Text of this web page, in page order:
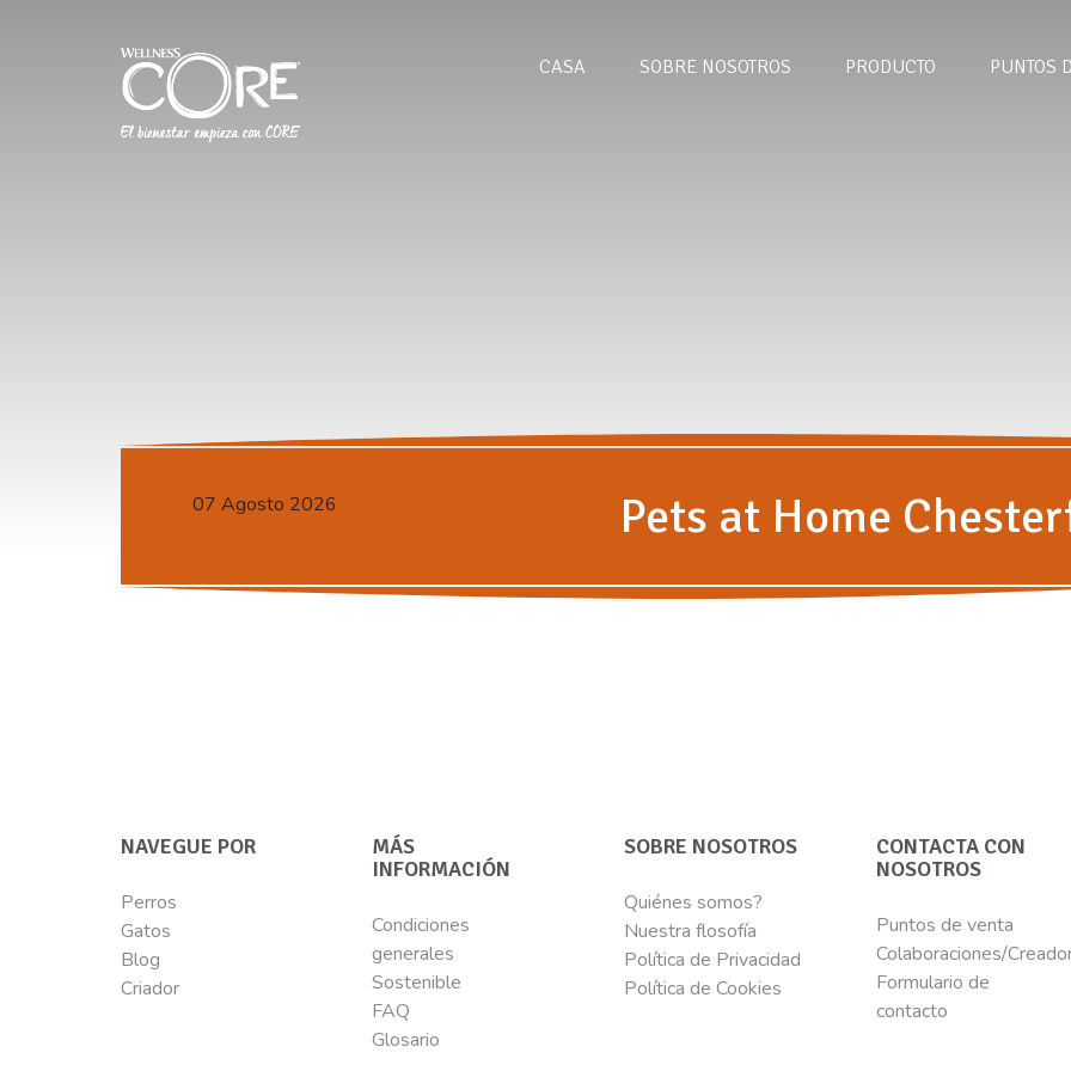
CASA SOBRE NOSOTROS PRODUCTO PUNTOS
07 Agosto 2026 Pets at Home
NAVEGUE POR
Perros
Gatos
Blog
Criador
MÁS
INFORMACIÓN
Condiciones
generales
Sostenible
FAQ
Glosario
SOBRE NOSOTROS
Quiénes somos?
Nuestra flosofía
Política de Privacidad
Política de Cookies
CONTACTA CON
NOSOTROS
Puntos de venta
Colaboraciones/
Formulario de
contacto